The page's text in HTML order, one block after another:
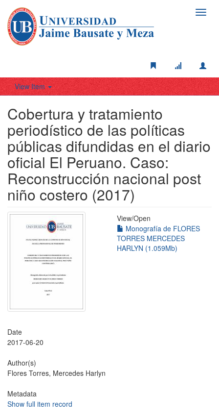
View Item
Cobertura y tratamiento
periodístico de las políticas
públicas difundidas en el diario
oficial El Peruano. Caso:
Reconstrucción nacional post
niño costero (2017)
View/Open
Monografía de FLORES
TORRES MERCEDES
HARLYN (1.059Mb)
Date
2017-06-20
Author(s)
Flores Torres, Mercedes Harlyn
Metadata
Show full item record